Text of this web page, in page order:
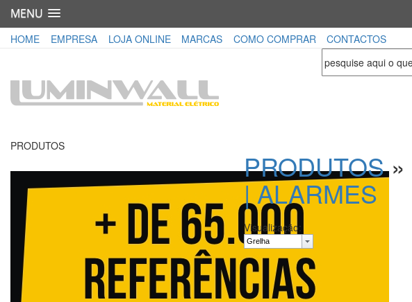
MENU
HOME EMPRESA LOJA ONLINE MARCAS COMO COMPRAR CONTACTOS
PRODUTOS
PRODUTOS»
| ALARMES
Visualização: